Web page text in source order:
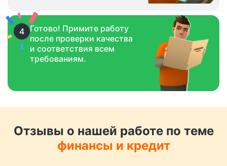
4 Готово! Примите работу
после проверки качества
и соответствия всем
требованиям.
Отзывы о нашей работе по теме
финансы и кредит